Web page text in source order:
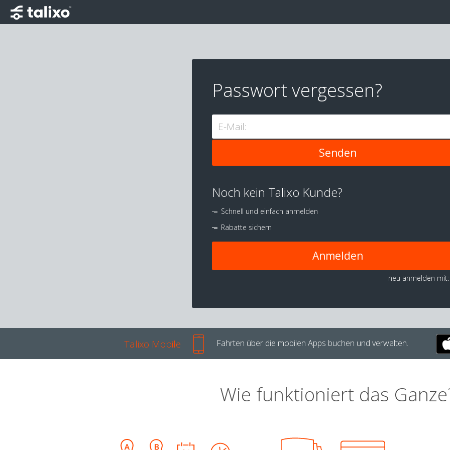
Passwort vergessen?
E-Mail:
Noch kein Talixo Kunde?
Schnell und einfach anmelden
Rabatte sichern
Anmelden
neu anmelden mit:
Talixo Mobile Fahrten über die mobilen Apps buchen und verwalten.
Wie funktioniert das